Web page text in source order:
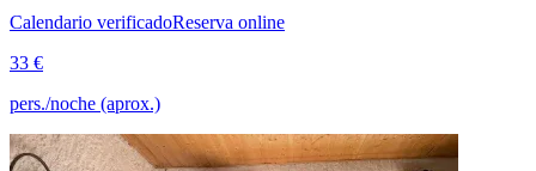
Calendario verificadoReserva online
33 €
pers./noche (aprox.)